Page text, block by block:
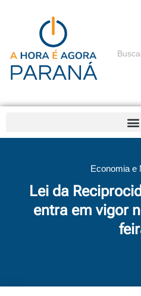
conteúdo
Economia e
Lei da
entra em vigor